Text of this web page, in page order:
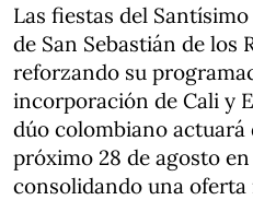
Las fiestas del
de San Sebastián de los
reforzando su
incorporación de Cali y
dúo colombiano
próximo 28 de agosto
consolidando una